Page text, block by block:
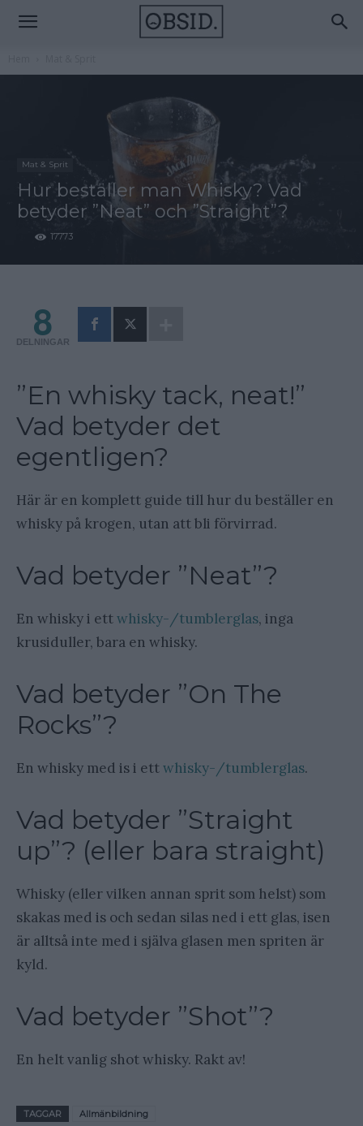
Mat & Sprit
Hur beställer man Whisky? Vad
betyder ”Neat” och ”Straight”?
17773
8
DELNINGAR
”En whisky tack, neat!”
Vad betyder det
egentligen?
Här är en komplett guide till hur du beställer en
whisky på krogen, utan att bli förvirrad.
Vad betyder ”Neat”?
En whisky i ettwhisky-/tumblerglas, inga
krusiduller, bara en whisky.
Vad betyder ”On The
Rocks”?
En whisky med is i ettwhisky-/tumblerglas.
Vad betyder ”Straight
up”? (eller bara straight)
Whisky (eller vilken annan sprit som helst) som
skakas med is och sedan silas ned i ett glas, isen
är alltså inte med i själva glasen men spriten är
kyld.
Vad betyder ”Shot”?
En helt vanlig shot whisky. Rakt av!
TAGGAR Allmänbildning